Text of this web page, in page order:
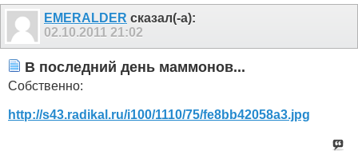
EMERALDER сказал(-а):
02.10.2011 21:02
В последний день маммонов...
Собственно:
http://s43.radikal.ru/i100/1110/75/fe8bb42058a3.jpg